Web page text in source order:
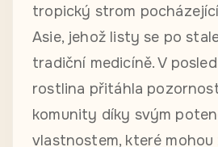
tropický strom
Asie, jehož listy se po
tradiční medicíně. V
rostlina přitáhla
komunity díky svým
vlastnostem, které